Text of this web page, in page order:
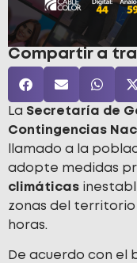
Compartir a
La Secretaría de
Contingencias
llamado a la
adopte medidas
climáticas
zonas del territorio
horas.
De acuerdo con